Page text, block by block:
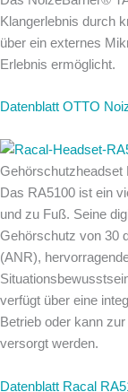
Klangerlebnis durch
über ein externes
Erlebnis ermöglicht.
Datenblatt OTTO
Gehörschutzheadset
Das RA5100 ist ein
und zu Fuß. Seine
Gehörschutz von 30
(ANR),
verfügt über eine
Betrieb oder kann
versorgt werden.
Datenblatt Racal